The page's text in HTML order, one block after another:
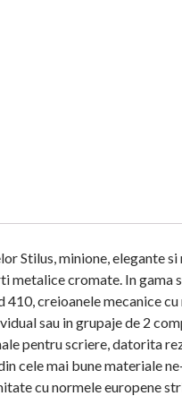
Stilus, minione, elegante
metalice cromate. In gama
creioanele mecanice cu
sau in grupaje de 2
pentru scriere, datorita
cele mai bune materiale
cu normele europene